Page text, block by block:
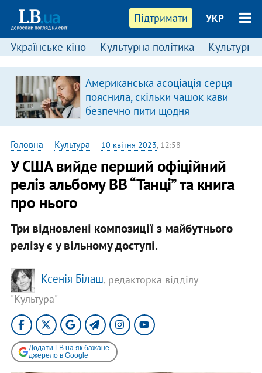
Підтримати УКР
Українське кіно Культурна політика Культурні
Американська асоціація серця
пояснила, скільки чашок кави
безпечно пити щодня
Головна — Культура — 10 квітня 2023, 12:58
У США вийде перший офіційний
реліз альбому ВВ “Танці” та книга
про нього
Три відновлені композиції з майбутнього
релізу є у вільному доступі.
Ксенія Білаш, редакторка відділу
"Культура"
Додати LB.ua як бажане
джерело в Google